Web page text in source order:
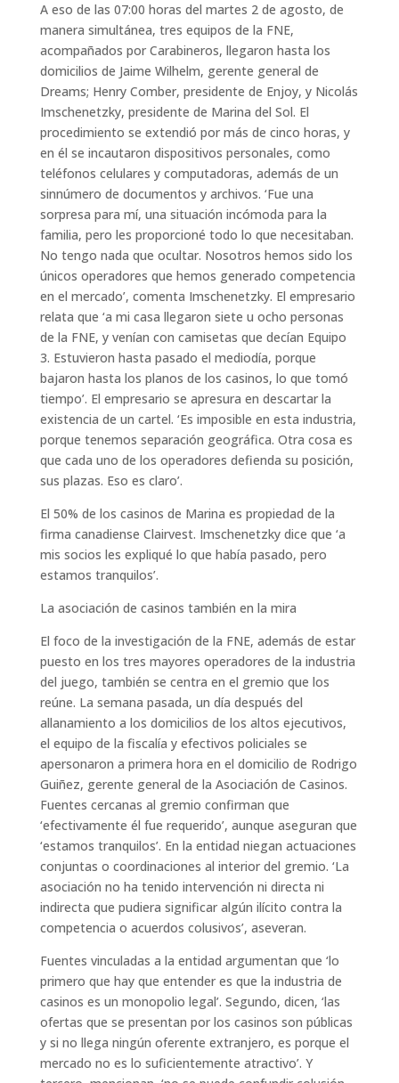
A eso de las 07:00 horas del martes 2 de agosto, de
manera simultánea, tres equipos de la FNE,
acompañados por Carabineros, llegaron hasta los
domicilios de Jaime Wilhelm, gerente general de
Dreams; Henry Comber, presidente de Enjoy, y Nicolás
Imschenetzky, presidente de Marina del Sol. El
procedimiento se extendió por más de cinco horas, y
en él se incautaron dispositivos personales, como
teléfonos celulares y computadoras, además de un
sinnúmero de documentos y archivos. ‘Fue una
sorpresa para mí, una situación incómoda para la
familia, pero les proporcioné todo lo que necesitaban.
No tengo nada que ocultar. Nosotros hemos sido los
únicos operadores que hemos generado competencia
en el mercado’, comenta Imschenetzky. El empresario
relata que ‘a mi casa llegaron siete u ocho personas
de la FNE, y venían con camisetas que decían Equipo
3. Estuvieron hasta pasado el mediodía, porque
bajaron hasta los planos de los casinos, lo que tomó
tiempo’. El empresario se apresura en descartar la
existencia de un cartel. ‘Es imposible en esta industria,
porque tenemos separación geográfica. Otra cosa es
que cada uno de los operadores defienda su posición,
sus plazas. Eso es claro’.
El 50% de los casinos de Marina es propiedad de la
firma canadiense Clairvest. Imschenetzky dice que ‘a
mis socios les expliqué lo que había pasado, pero
estamos tranquilos’.
La asociación de casinos también en la mira
El foco de la investigación de la FNE, además de estar
puesto en los tres mayores operadores de la industria
del juego, también se centra en el gremio que los
reúne. La semana pasada, un día después del
allanamiento a los domicilios de los altos ejecutivos,
el equipo de la fiscalía y efectivos policiales se
apersonaron a primera hora en el domicilio de Rodrigo
Guiñez, gerente general de la Asociación de Casinos.
Fuentes cercanas al gremio confirman que
‘efectivamente él fue requerido’, aunque aseguran que
‘estamos tranquilos’. En la entidad niegan actuaciones
conjuntas o coordinaciones al interior del gremio. ‘La
asociación no ha tenido intervención ni directa ni
indirecta que pudiera significar algún ilícito contra la
competencia o acuerdos colusivos’, aseveran.
Fuentes vinculadas a la entidad argumentan que ‘lo
primero que hay que entender es que la industria de
casinos es un monopolio legal’. Segundo, dicen, ‘las
ofertas que se presentan por los casinos son públicas
y si no llega ningún oferente extranjero, es porque el
mercado no es lo suficientemente atractivo’. Y